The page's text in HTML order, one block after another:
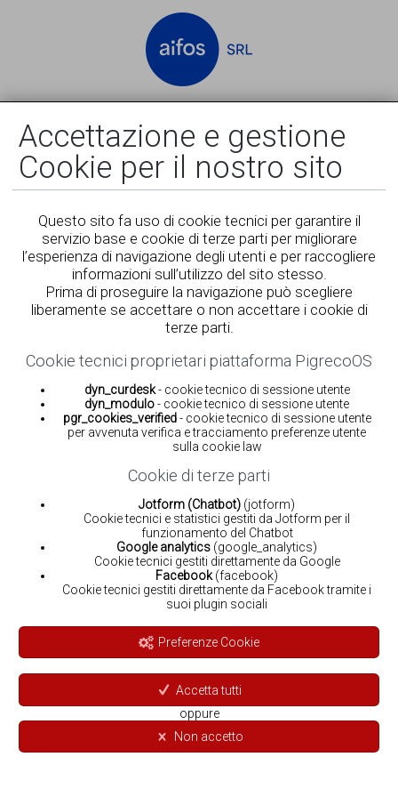
Accettazione e gestione
Cookie per il nostro sito
Questo sito fa uso di cookie tecnici per garantire il
servizio base e cookie di terze parti per migliorare
l’esperienza di navigazione degli utenti e per raccogliere
informazioni sull’utilizzo del sito stesso.
Prima di proseguire la navigazione può scegliere
liberamente se accettare o non accettare i cookie di
terze parti.
Cookie tecnici proprietari piattaforma PigrecoOS
dyn_curdesk- cookie tecnico di sessione utente
dyn_modulo- cookie tecnico di sessione utente
pgr_cookies_verified- cookie tecnico di sessione utente
per avvenuta verifica e tracciamento preferenze utente
sulla cookie law
Cookie di terze parti
Jotform (Chatbot) (jotform)
Cookie tecnici e statistici gestiti da Jotform per il
funzionamento del Chatbot
Google analytics (google_analytics)
Cookie tecnici gestiti direttamente da Google
Facebook(facebook)
Cookie tecnici gestiti direttamente da Facebook tramite i
suoi plugin sociali
Preferenze Cookie
Accetta tutti
oppure
Non accetto